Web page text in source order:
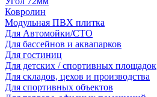
Ковролин
Модульная ПВХ плитка
Для Автомойки/СТО
Для бассейнов и аквапарков
Для гостиниц
Для детских / спортивных площадок
Для складов, цехов и производства
Для спортивных объектов